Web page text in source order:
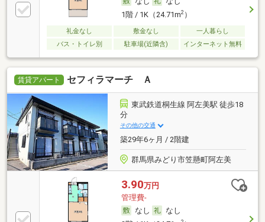
1階 / 1K（24.71m2）
礼金なし 敷金なし
一人暮らし
バス・トイレ別
駐車場(近隣含) インターネット無料
賃貸アパート セフィラマーチ Ａ
東武鉄道桐生線 阿左美駅 徒歩18
分
その他の交通
築29年6ヶ月 / 2階建
群馬県みどり市笠懸町阿左美
3.90万円
管理費-
なし
なし